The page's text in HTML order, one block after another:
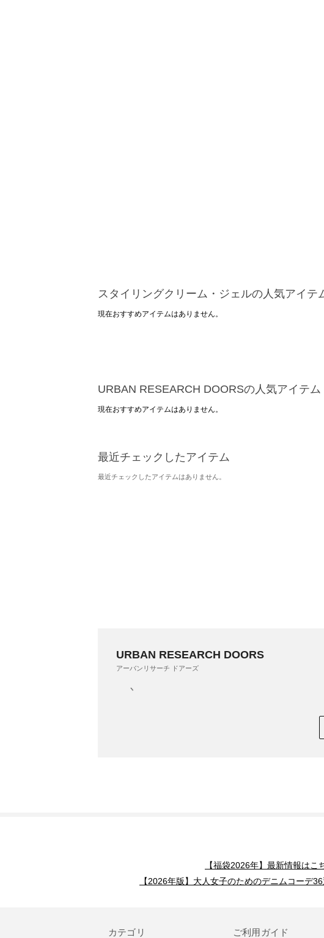
スタイリングクリーム・ジェルの人気アイテ
現在おすすめアイテムはありません。
URBAN RESEARCH DOORSの人気アイテム
現在おすすめアイテムはありません。
最近チェックしたアイテム
最近チェックしたアイテムはありません。
URBAN RESEARCH DOORS
アーバンリサーチ ドアーズ
【福袋2026年】最新情報はこ
【2026年版】大人女子のためのデニムコーデ36
カテゴリ ご利用ガイド